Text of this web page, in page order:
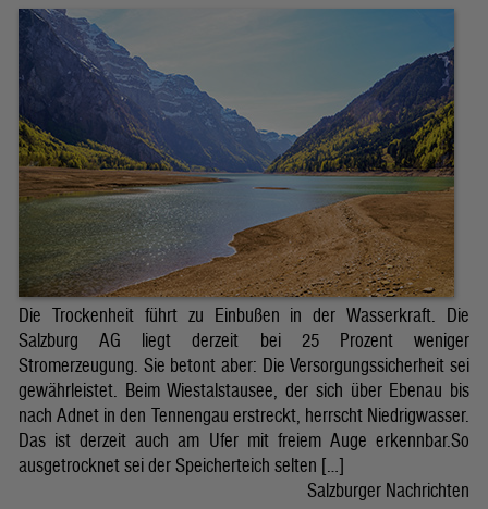
Die Trockenheit führt zu Einbußen in der Wasserkraft. Die
Salzburg AG liegt derzeit bei 25 Prozent weniger
Stromerzeugung. Sie betont aber: Die Versorgungssicherheit sei
gewährleistet. Beim Wiestalstausee, der sich über Ebenau bis
nach Adnet in den Tennengau erstreckt, herrscht Niedrigwasser.
Das ist derzeit auch am Ufer mit freiem Auge erkennbar.So
ausgetrocknet sei der Speicherteich selten […]
Salzburger Nachrichten